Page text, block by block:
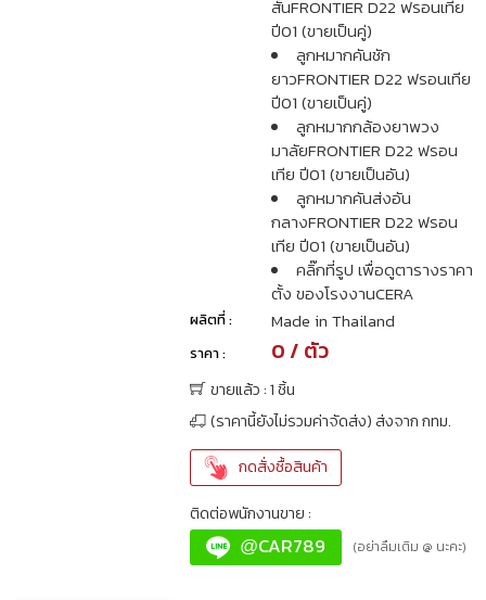
สั้นFRONTIER D22 ฟรอนเทีย
ปี01 (ขายเป็นคู่)
ลูกหมากคันชัก
ยาวFRONTIER D22 ฟรอนเทีย
ปี01 (ขายเป็นคู่)
ลูกหมากกล้องยาพวง
มาลัยFRONTIER D22 ฟรอน
เทีย ปี01 (ขายเป็นอัน)
ลูกหมากคันส่งอัน
กลางFRONTIER D22 ฟรอน
เทีย ปี01 (ขายเป็นอัน)
คลิ๊กที่รูป เพื่อดูตารางราคา
ตั้ง ของโรงงานCERA
ผลิตที่ : Made in Thailand
ราคา : 0 / ตัว
ขายแล้ว : 1 ชิ้น
(ราคานี้ยังไม่รวมค่าจัดส่ง) ส่งจาก กทม.
กดสั่งซื้อสินค้า
ติดต่อพนักงานขาย :
@CAR789 (อย่าลืมเติม @ นะคะ)